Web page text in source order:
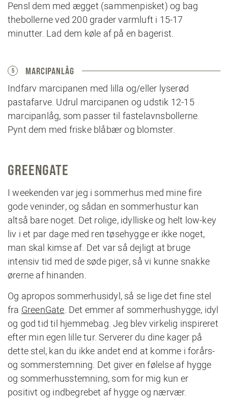
Pensl dem med ægget (sammenpisket) og bag
thebollerne ved 200 grader varmluft i 15-17
minutter. Lad dem køle af på en bagerist.
5 MARCIPANLÅG
Indfarv marcipanen med lilla og/eller lyserød
pastafarve. Udrul marcipanen og udstik 12-15
marcipanlåg, som passer til fastelavnsbollerne.
Pynt dem med friske blåbær og blomster.
GREENGATE
I weekenden var jeg i sommerhus med mine fire
gode veninder, og sådan en sommerhustur kan
altså bare noget. Det rolige, idylliske og helt low-key
liv i et par dage med ren tøsehygge er ikke noget,
man skal kimse af. Det var så dejligt at bruge
intensiv tid med de søde piger, så vi kunne snakke
ørerne af hinanden.
Og apropos sommerhusidyl, så se lige det fine stel
fra GreenGate. Det emmer af sommerhushygge, idyl
og god tid til hjemmebag. Jeg blev virkelig inspireret
efter min egen lille tur. Serverer du dine kager på
dette stel, kan du ikke andet end at komme i forårs-
og sommerstemning. Det giver en følelse af hygge
og sommerhusstemning, som for mig kun er
positivt og indbegrebet af hygge og nærvær.